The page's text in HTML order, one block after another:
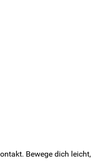
Bewege dich leicht,